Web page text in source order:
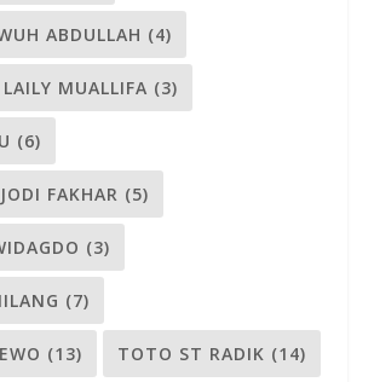
ABDULLAH (4)
MUALLIFA (3)
(6)
FAKHAR (5)
(3)
(7)
(13) TOTO ST RADIK (14)